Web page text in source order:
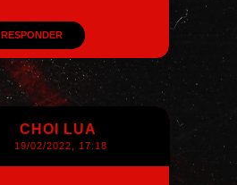
RESPONDER
CHOI LUA
19/02/2022, 17:18